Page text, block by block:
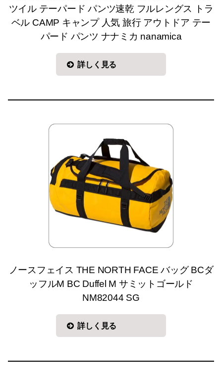
ツイル テーパード パンツ速乾 フルレングス トラ
ベル CAMP キャンプ 人気 旅行 アウトドア テー
パード パンツ ナナミカ nanamica
詳しく見る
ノースフェイス THE NORTH FACE バッグ BCダ
ッフルM BC Duffel M サミットゴールド
NM82044 SG
詳しく見る